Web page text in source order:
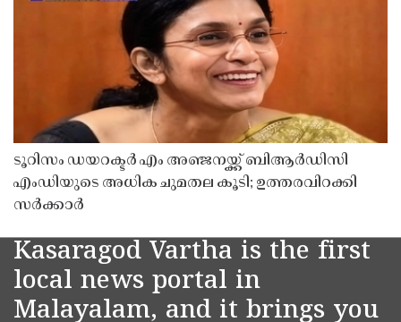
ടൂറിസം ഡയറക്ടർ എം അഞ്ജനയ്ക്ക് ബിആർഡിസി
എംഡിയുടെ അധിക ചുമതല കൂടി; ഉത്തരവിറക്കി
സർക്കാർ
Kasaragod Vartha is the first
local news portal in
Malayalam, and it brings you